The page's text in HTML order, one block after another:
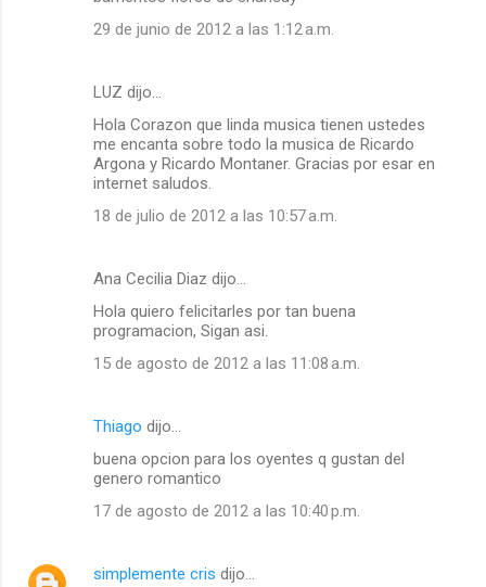
29 de junio de 2012 a las 1:12 a.m.
LUZ dijo…
Hola Corazon que linda musica tienen ustedes
me encanta sobre todo la musica de Ricardo
Argona y Ricardo Montaner. Gracias por esar en
internet saludos.
18 de julio de 2012 a las 10:57 a.m.
Ana Cecilia Diaz dijo…
Hola quiero felicitarles por tan buena
programacion, Sigan asi.
15 de agosto de 2012 a las 11:08 a.m.
Thiago dijo…
buena opcion para los oyentes q gustan del
genero romantico
17 de agosto de 2012 a las 10:40 p.m.
simplemente cris dijo…